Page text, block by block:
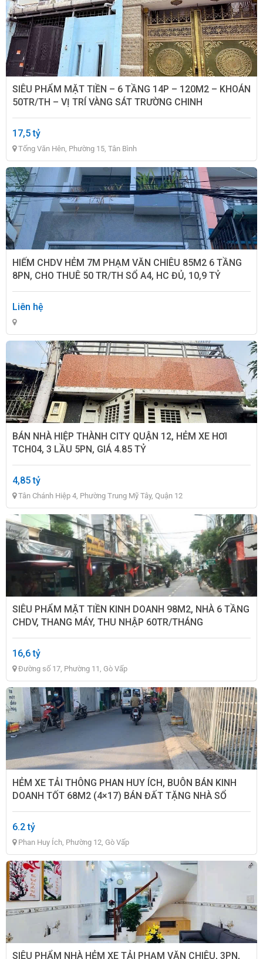
SIÊU PHẨM MẶT TIỀN – 6 TẦNG 14P – 120M2 – KHOÁN
50TR/TH – VỊ TRÍ VÀNG SÁT TRƯỜNG CHINH
17,5 tỷ
Tống Văn Hên, Phường 15, Tân Bình
HIẾM CHDV HẺM 7M PHẠM VĂN CHIÊU 85M2 6 TẦNG
8PN, CHO THUÊ 50 TR/TH SỔ A4, HC ĐỦ, 10,9 TỶ
Liên hệ
BÁN NHÀ HIỆP THÀNH CITY QUẬN 12, HẺM XE HƠI
TCH04, 3 LẦU 5PN, GIÁ 4.85 TỶ
4,85 tỷ
Tân Chánh Hiệp 4, Phường Trung Mỹ Tây, Quận 12
SIÊU PHẨM MẶT TIỀN KINH DOANH 98M2, NHÀ 6 TẦNG
CHDV, THANG MÁY, THU NHẬP 60TR/THÁNG
16,6 tỷ
Đường số 17, Phường 11, Gò Vấp
HẺM XE TẢI THÔNG PHAN HUY ÍCH, BUÔN BÁN KINH
DOANH TỐT 68M2 (4×17) BÁN ĐẤT TẶNG NHÀ SỔ
6.2 tỷ
Phan Huy Ích, Phường 12, Gò Vấp
SIÊU PHẨM NHÀ HẺM XE TẢI PHẠM VĂN CHIÊU, 3PN,